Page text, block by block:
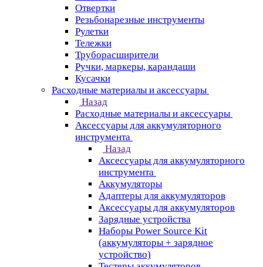
Отвертки
Резьбонарезные инструменты
Рулетки
Тележки
Труборасширители
Ручки, маркеры, карандаши
Кусачки
Расходные материалы и аксессуары
Назад
Расходные материалы и аксессуары
Аксессуары для аккумуляторного
инструмента
Назад
Аксессуары для аккумуляторного
инструмента
Aккумуляторы
Адаптеры для аккумуляторов
Аксессуары для аккумуляторов
Зарядные устройства
Наборы Power Source Kit
(аккумуляторы + зарядное
устройство)